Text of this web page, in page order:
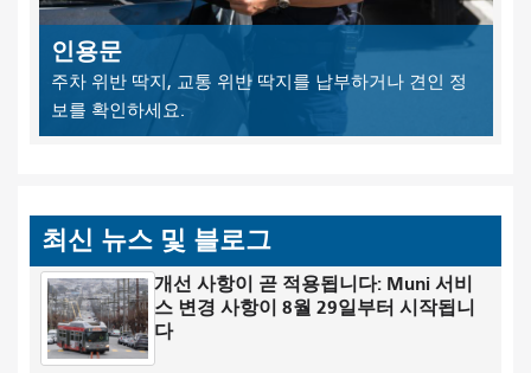
인용문
주차 위반 딱지, 교통 위반 딱지를 납부하거나 견인 정
보를 확인하세요.
최신 뉴스 및 블로그
개선 사항이 곧 적용됩니다: Muni 서비
스 변경 사항이 8월 29일부터 시작됩니
다